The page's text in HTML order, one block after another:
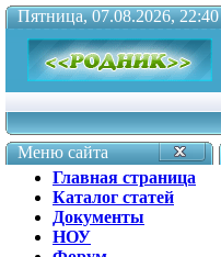
Пятница, 07.08.2026, 22:40
Меню сайта
Главная страница
Каталог статей
Документы
НОУ